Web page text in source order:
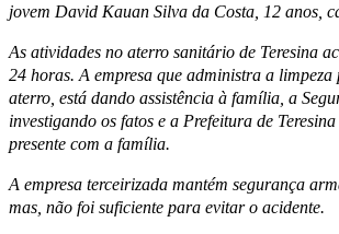
jovem David Kauan Silva da Costa, 12 anos,
As atividades no aterro sanitário de Teresina
24 horas. A empresa que administra a
aterro, está dando assistência à família, a
investigando os fatos e a Prefeitura de
presente com a família.
A empresa terceirizada mantém segurança
mas, não foi suficiente para evitar o acidente.